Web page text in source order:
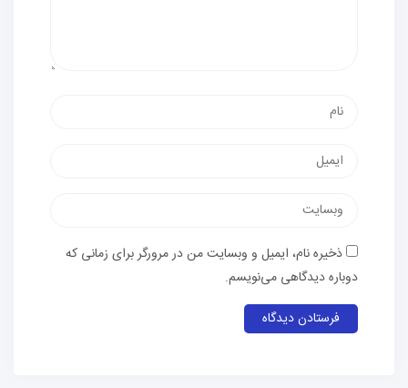
پست
وب‌سایت
ذخیره نام، ایمیل و وبسایت من در مرورگر برای زمانی که
دوباره دیدگاهی می‌نویسم.